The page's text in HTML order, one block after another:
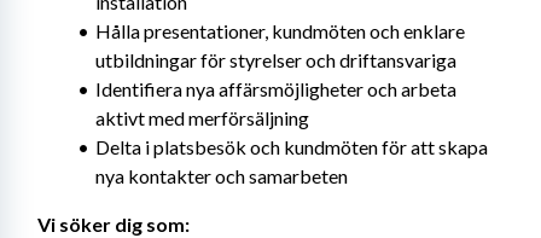
Hålla presentationer, kundmöten och enklare
utbildningar för styrelser och driftansvariga
Identifiera nya affärsmöjligheter och arbeta
aktivt med merförsäljning
Delta i platsbesök och kundmöten för att skapa
nya kontakter och samarbeten
Vi söker dig som: